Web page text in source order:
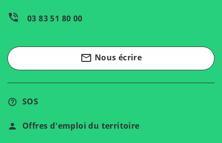
phone_in_talk 03 83 51 80 00
mail_outline Nous écrire
SOS
Offres d'emploi du territoire